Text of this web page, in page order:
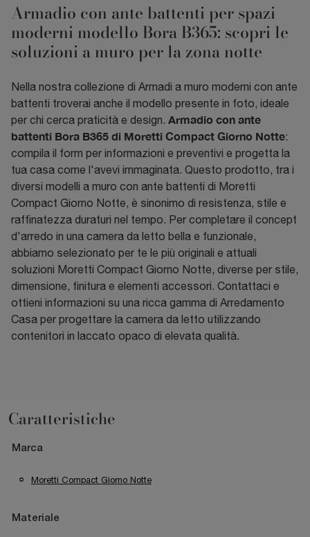
Armadio con ante battenti per spazi
moderni modello Bora B365: scopri le
soluzioni a muro per la zona notte
Nella nostra collezione di Armadi a muro moderni con ante
battenti troverai anche il modello presente in foto, ideale
per chi cerca praticità e design. Armadio con ante
battenti Bora B365 di Moretti Compact Giorno Notte:
compila il form per informazioni e preventivi e progetta la
tua casa come l'avevi immaginata. Questo prodotto, tra i
diversi modelli a muro con ante battenti di Moretti
Compact Giorno Notte, è sinonimo di resistenza, stile e
raffinatezza duraturi nel tempo. Per completare il concept
d'arredo in una camera da letto bella e funzionale,
abbiamo selezionato per te le più originali e attuali
soluzioni Moretti Compact Giorno Notte, diverse per stile,
dimensione, finitura e elementi accessori. Contattaci e
ottieni informazioni su una ricca gamma di Arredamento
Casa per progettare la camera da letto utilizzando
contenitori in laccato opaco di elevata qualità.
Caratteristiche
Marca
Moretti Compact Giorno Notte
Materiale